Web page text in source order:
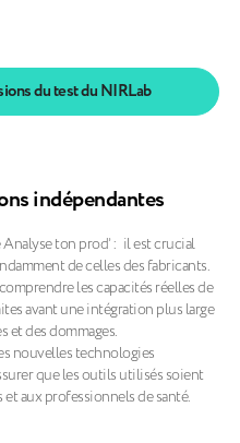
du test du NIRLab
indépendantes
Analyse ton prod’ : il est crucial
de celles des fabricants.
les capacités réelles de
avant une intégration plus large
et des dommages.
nouvelles technologies
que les outils utilisés soient
aux professionnels de santé.